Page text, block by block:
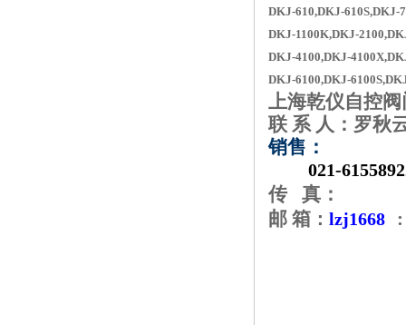
DKJ-610,DKJ-610S,DKJ-
DKJ-1100K,DKJ-
DKJ-4100,DKJ-
DKJ-6100,DKJ-
上海乾仪自控
联 系 人：罗秋
销售：
021-
传
真：
邮 箱 ： lzj1668 :